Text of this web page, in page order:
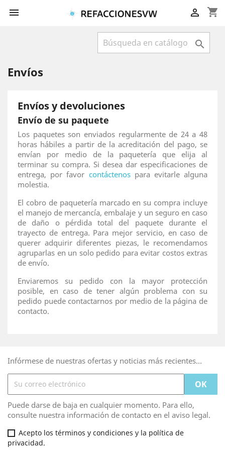
 shopping_cart


Envíos
Envíos y devoluciones
Envío de su paquete
Los paquetes son enviados regularmente de 24 a 48
horas hábiles a partir de la acreditación del pago, se
envían por medio de la paquetería que elija al
terminar su compra. Si desea dar especificaciones de
entrega, por favor contáctenospara evitarle alguna
molestia.
El cobro de paquetería marcado en su compra incluye
el manejo de mercancía, embalaje y un seguro en caso
de daño o pérdida total del paquete durante el
trayecto de entrega. Para mejor servicio, en caso de
querer adquirir diferentes piezas, le recomendamos
agruparlas en un solo pedido para evitar costos extras
de envío.
Enviaremos su pedido con la mayor protección
posible, en caso de tener algún problema con su
pedido puede contactarnos por medio de la página de
contacto.
Infórmese de nuestras ofertas y noticias más recientes...
Puede darse de baja en cualquier momento. Para ello,
consulte nuestra información de contacto en el aviso legal.
Acepto los términos y condiciones y la política de
privacidad.